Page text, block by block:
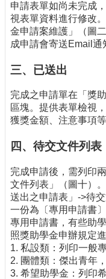
申請表單如尚未完成
視表單資料進行修改
金申請案維護」（圖
成申請會寄送Email通
三、已送出
完成之申請單在「獎
區塊。提供表單檢視
獲獎金額、注意事項等
四、待交文件列表
完成申請後，需列印
文件列表」（圖十）
送出之申請表」->待
一份為〔專用申請書
專用申請書，有些助
照獎助學金申辦規定
1. 私設類：列印一般
2. 團體類：傑出青年
3. 希望助學金：列印